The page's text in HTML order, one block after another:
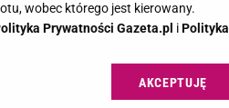
na razie nie
dumy może
wobec którego jest kierowany.
Prywatności Gazeta.pl iPolityka
cookie Gazeta.pl sp. z o.o., jej
AKCEPTUJĘ